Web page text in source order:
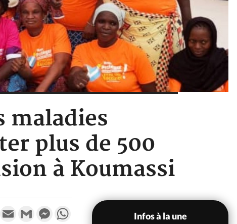
maladies
plus de 500
à Koumassi
TwitterEmail Gmail MessengerWhatsApp
Infos à la une